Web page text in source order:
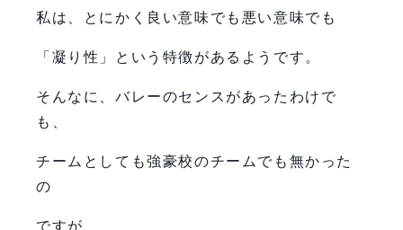
私は、とにかく良い意味でも悪い意味でも
「凝り性」という特徴があるようです。
そんなに、バレーのセンスがあったわけで
も、
チームとしても強豪校のチームでも無かった
の
ですが、